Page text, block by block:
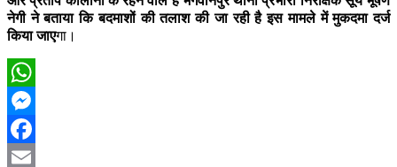
नेगी ने बताया कि बदमाशों की तलाश की जा रही है इस मामले में मुकदमा दर्ज
किया जाएगा।
WhatsApp
Messenger
Facebook